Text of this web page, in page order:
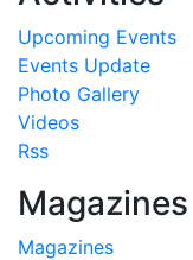
Upcoming Events
Events Update
Photo Gallery
Videos
Rss
Magazines
Magazines